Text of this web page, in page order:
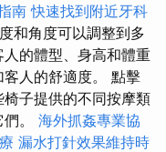
南 快速找到附近牙科
和角度可以調整到多
的體型、身高和體重
人的舒適度。 點擊
子提供的不同按摩類
。 海外抓姦專業協
漏水打針效果維持時